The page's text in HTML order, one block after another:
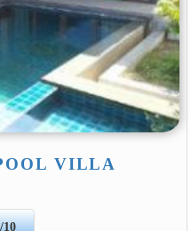
VILLA
/10